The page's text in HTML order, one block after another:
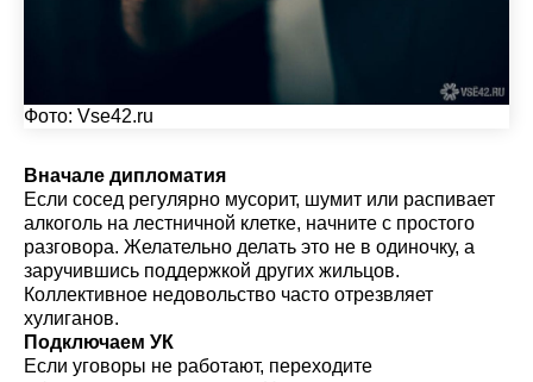
Фото: Vse42.ru
Вначале дипломатия
Если сосед регулярно мусорит, шумит или распивает
алкоголь на лестничной клетке, начните с простого
разговора. Желательно делать это не в одиночку, а
заручившись поддержкой других жильцов.
Коллективное недовольство часто отрезвляет
хулиганов.
Подключаем УК
Если уговоры не работают, переходите